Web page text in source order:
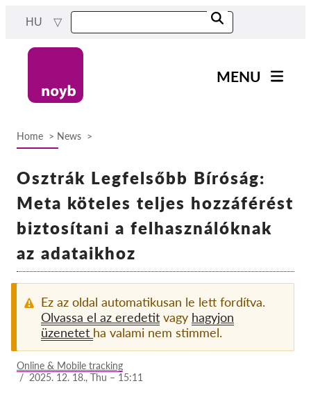
content
HU
MENU
Projektek
Exercise your rights!
Támogass bennnünket!
Tagság
Home News
Osztrák Legfelsőbb Bíróság:
Meta köteles teljes hozzáférést
biztosítani a felhasználóknak
az adataikhoz
Ez az oldal automatikusan le lett fordítva.
Olvassa el az eredetit vagy hagyjon
üzenetet ha valami nem stimmel.
Online & Mobile tracking
/ 2025. 12. 18., Thu – 15:11